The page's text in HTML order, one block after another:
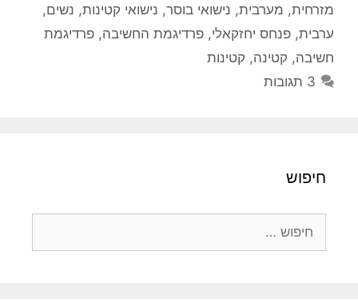
מזרחית, מערבית, נישואי בוסר, נישואי קטינות, נשים,
ערבית, פנחס יחזקאלי, פרדיגמת החשיבה, פרדיגמת
חשיבה, קטינה, קטינות
3 תגובות
חיפוש